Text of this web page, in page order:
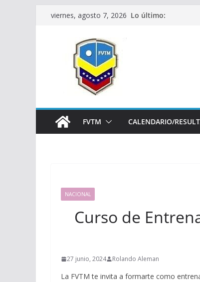
Saltarviernes, agosto 7, 2026 Lo último:
FVTM CALENDARIO/
NACIONAL
Curso de
27 junio, 2024 Rolando Aleman
La FVTM te invita a formarte como